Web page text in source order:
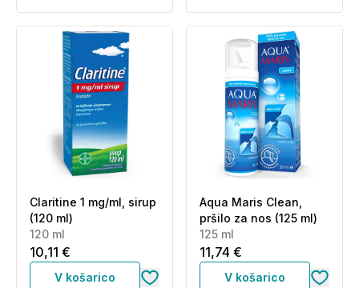
Claritine 1 mg/ml, sirup
(120 ml)
120 ml
10,11 €
V košarico
Aqua Maris Clean,
pršilo za nos (125 ml)
125 ml
11,74 €
V košarico